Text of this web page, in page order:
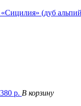
(дуб
380 р. В корзину